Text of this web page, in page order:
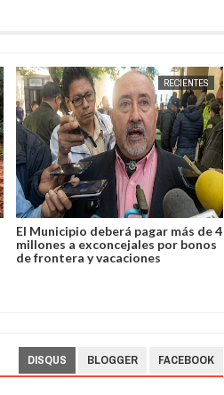
JUN
RECIENTES
El Municipio deberá pagar más de 4
millones a exconcejales por bonos
de frontera y vacaciones
DISQUS BLOGGER FACEBOOK